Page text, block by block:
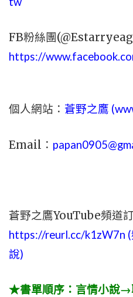
FB粉絲團
https://
個人網站： 蒼野之鷹 (
Email：
蒼野之鷹YouTube頻道訂
https://reurl.cc/k1zW7n
說)
★書單順序：言情小說→